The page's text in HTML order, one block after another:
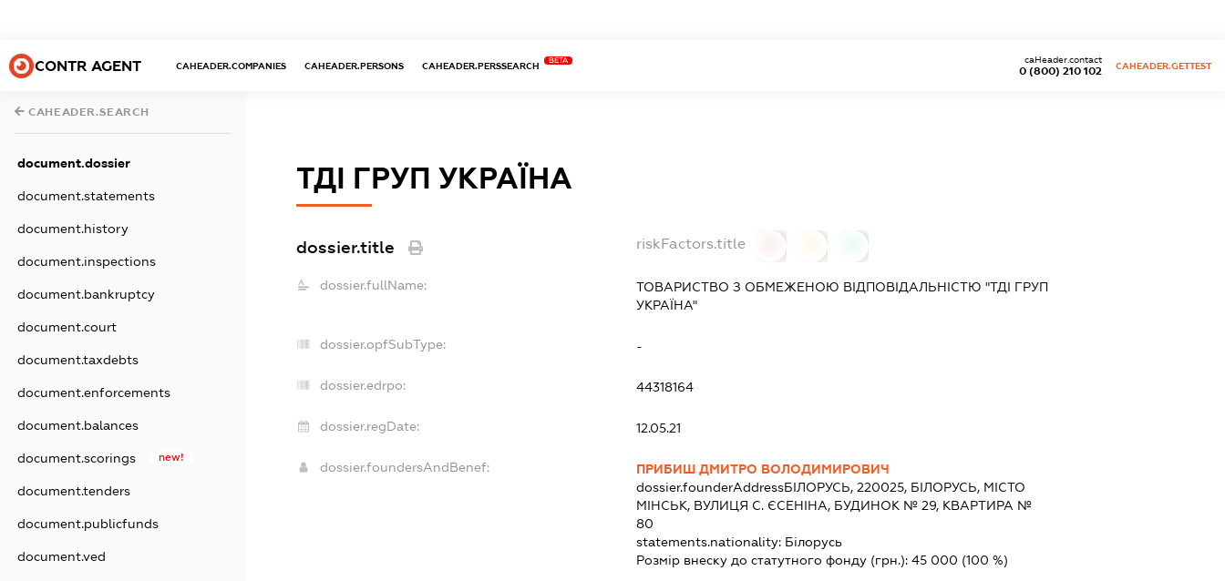
CONTR AGENT CAHEADER.COMPANIES CAHEADER.PERSONS CAHEADER.PERSSEARCH
BETA
0 (800) 210 102
caHeader.contact
CAHEADER.GETTEST
CAHEADER.SEARCH
document.dossier
document.statements
document.history
document.inspections
document.bankruptcy
document.court
document.taxdebts
document.enforcements
document.balances
document.scorings new!
document.tenders
document.publicfunds
document.ved
ТДІ ГРУП УКРАЇНА
dossier.title riskFactors.title
dossier.fullName:
ТОВАРИСТВО З ОБМЕЖЕНОЮ ВІДПОВІДАЛЬНІСТЮ "ТДІ ГРУП
УКРАЇНА"
dossier.opfSubType: -
dossier.edrpo: 44318164
dossier.regDate: 12.05.21
dossier.foundersAndBenef:
ПРИБИШ ДМИТРО ВОЛОДИМИРОВИЧ
dossier.founderAddressБІЛОРУСЬ, 220025, БІЛОРУСЬ, МІСТО
МІНСЬК, ВУЛИЦЯ С. ЄСЕНІНА, БУДИНОК № 29, КВАРТИРА №
80
statements.nationality: Білорусь
Розмір внеску до статутного фонду (грн.): 45 000 (100 %)